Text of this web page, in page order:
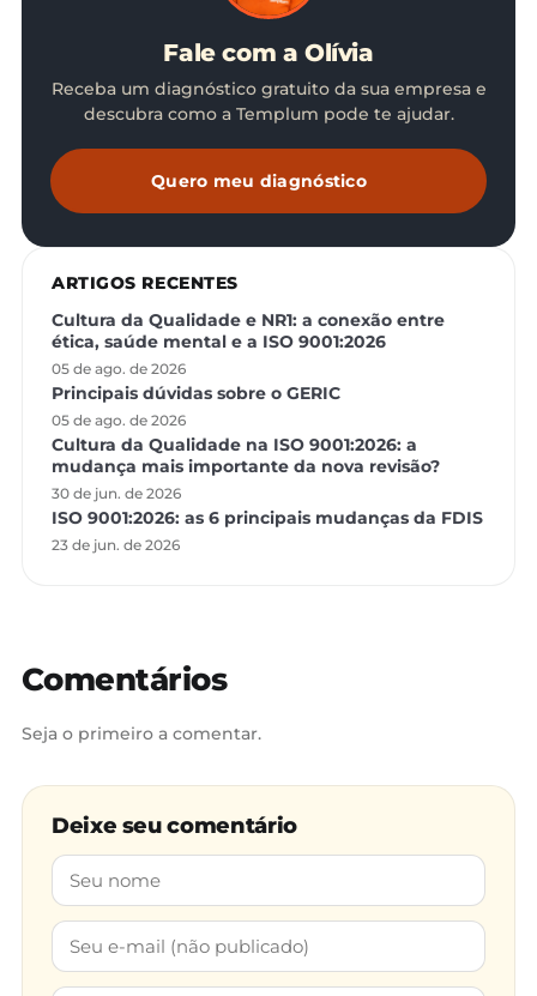
Fale com a Olívia
Receba um diagnóstico gratuito da sua empresa e
descubra como a Templum pode te ajudar.
Quero meu diagnóstico
ARTIGOS RECENTES
Cultura da Qualidade e NR1: a conexão entre
ética, saúde mental e a ISO 9001:2026
05 de ago. de 2026
Principais dúvidas sobre o GERIC
05 de ago. de 2026
Cultura da Qualidade na ISO 9001:2026: a
mudança mais importante da nova revisão?
30 de jun. de 2026
ISO 9001:2026: as 6 principais mudanças da FDIS
23 de jun. de 2026
Comentários
Seja o primeiro a comentar.
Deixe seu comentário